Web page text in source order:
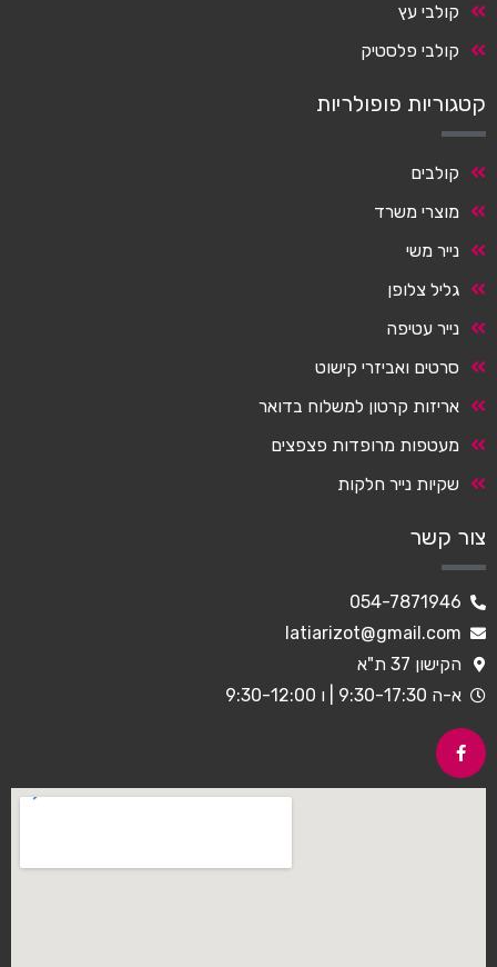
קולבי עץ
קולבי פלסטיק
קטגוריות פופולריות
קולבים
מוצרי משרד
נייר משי
גליל צלופן
נייר עטיפה
סרטים ואביזרי קישוט
אריזות קרטון למשלוח בדואר
מעטפות מרופדות פצפצים
שקיות נייר חלקות
צור קשר
054-7871946
latiarizot@gmail.com
הקישון 37 ת"א
א-ה 9:30-17:30 | ו 9:30-12:00